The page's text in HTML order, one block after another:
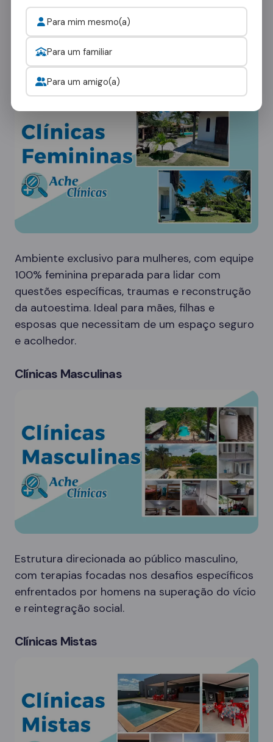
Cada paciente tem necessidades únicas. Nossa
rede em Castanheiras oferece diferentes tipos
de ambientes:
Clínicas Femininas
Ambiente exclusivo para mulheres, com equipe
100% feminina preparada para lidar com
questões específicas, traumas e reconstrução
da autoestima. Ideal para mães, filhas e
esposas que necessitam de um espaço seguro
e acolhedor.
Clínicas Masculinas
Estrutura direcionada ao público masculino,
com terapias focadas nos desafios específicos
enfrentados por homens na superação do vício
e reintegração social.
Clínicas Mistas
Para mim mesmo(a)
Para um familiar
Para um amigo(a)